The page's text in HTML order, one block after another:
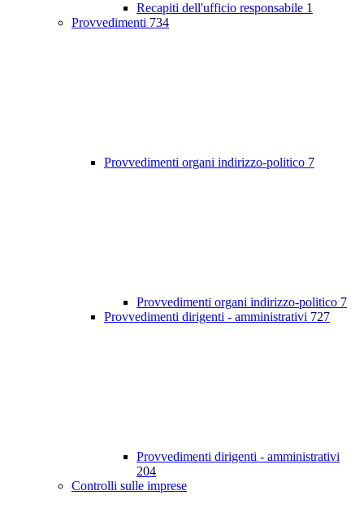
Recapiti dell'ufficio responsabile 1
Provvedimenti 734
Provvedimenti organi indirizzo-politico 7
Provvedimenti organi indirizzo-politico 7
Provvedimenti dirigenti - amministrativi 727
Provvedimenti dirigenti - amministrativi
204
Controlli sulle imprese